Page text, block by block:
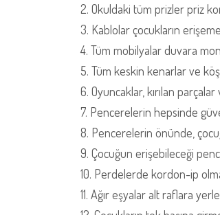
2. Okuldaki tüm prizler priz
3. Kablolar çocukların
4. Tüm mobilyalar duvara
5. Tüm keskin kenarlar ve
6. Oyuncaklar, kırılan
7. Pencerelerin hepsinde
8. Pencerelerin önünde,
9. Çocuğun erişebileceği
10. Perdelerde kordon-ip
11. Ağır eşyalar alt raflara